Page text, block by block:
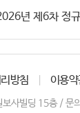
년 제6차 정
방침 이용
보사빌딩 15층/ 문